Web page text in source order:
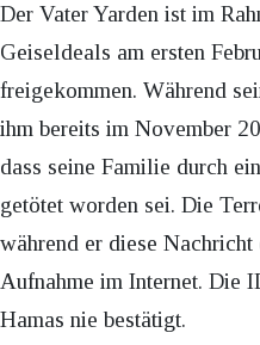
Der Vater Yarden ist im
Geiseldeals am ersten
freigekommen. Während
ihm bereits im November
dass seine Familie durch
getötet worden sei. Die
während er diese
Aufnahme im Internet. Die
Hamas nie bestätigt.